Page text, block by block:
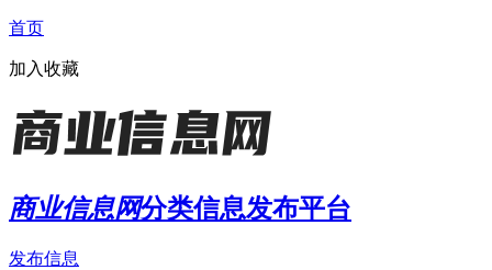
首页
加入收藏
商业信息网分类信息发布平台
发布信息